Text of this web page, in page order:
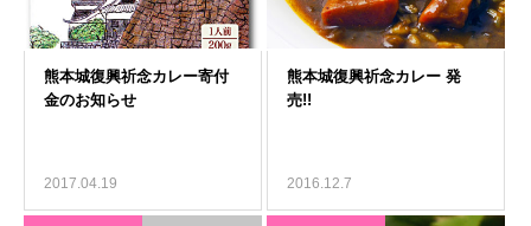
2017.04.19 2016.12.7